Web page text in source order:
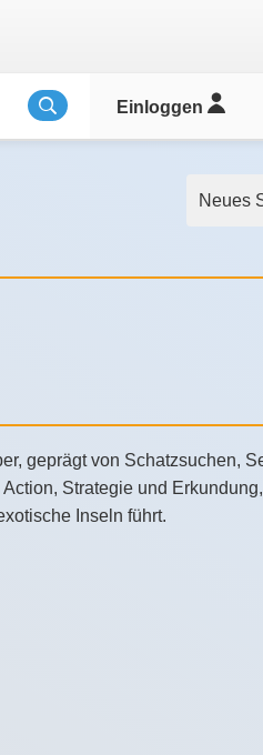
Einloggen
Neues
geprägt von Schatzsuchen,
Strategie und
Inseln führt.